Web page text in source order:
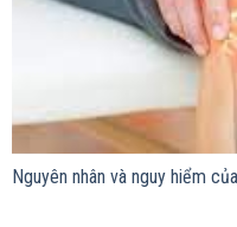
Nguyên nhân và nguy hiểm